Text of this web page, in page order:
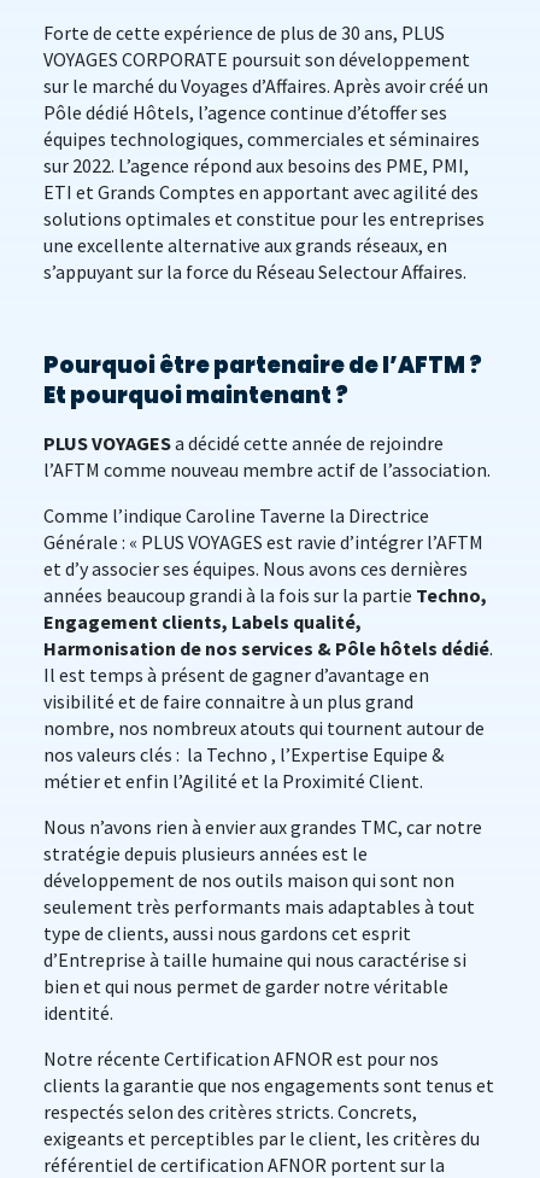
Forte de cette expérience de plus de 30 ans, PLUS
VOYAGES CORPORATE poursuit son développement
sur le marché du Voyages d’Affaires. Après avoir créé un
Pôle dédié Hôtels, l’agence continue d’étoffer ses
équipes technologiques, commerciales et séminaires
sur 2022. L’agence répond aux besoins des PME, PMI,
ETI et Grands Comptes en apportant avec agilité des
solutions optimales et constitue pour les entreprises
une excellente alternative aux grands réseaux, en
s’appuyant sur la force du Réseau Selectour Affaires.
Pourquoi être partenaire de l’AFTM ?
Et pourquoi maintenant ?
PLUS VOYAGESa décidé cette année de rejoindre
l’AFTM comme nouveau membre actif de l’association.
Comme l’indique Caroline Taverne la Directrice
Générale : « PLUS VOYAGES est ravie d’intégrer l’AFTM
et d’y associer ses équipes. Nous avons ces dernières
années beaucoup grandi à la fois sur la partie Techno,
Engagement clients, Labels qualité,
Harmonisation de nos services & Pôle hôtels dédié.
Il est temps à présent de gagner d’avantage en
visibilité et de faire connaitre à un plus grand
nombre, nos nombreux atouts qui tournent autour de
nos valeurs clés : la Techno , l’Expertise Equipe &
métier et enfin l’Agilité et la Proximité Client.
Nous n’avons rien à envier aux grandes TMC, car notre
stratégie depuis plusieurs années est le
développement de nos outils maison qui sont non
seulement très performants mais adaptables à tout
type de clients, aussi nous gardons cet esprit
d’Entreprise à taille humaine qui nous caractérise si
bien et qui nous permet de garder notre véritable
identité.
Notre récente Certification AFNOR est pour nos
clients la garantie que nos engagements sont tenus et
respectés selon des critères stricts. Concrets,
exigeants et perceptibles par le client, les critères du
référentiel de certification AFNOR portent sur la